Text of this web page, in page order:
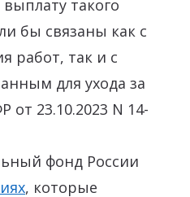
такого
бы связаны как с
работ, так и с
для ухода за
от 23.10.2023 N 14-
фонд России
, которые